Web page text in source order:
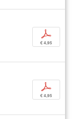
p
€ 4,95
p
€ 4,95